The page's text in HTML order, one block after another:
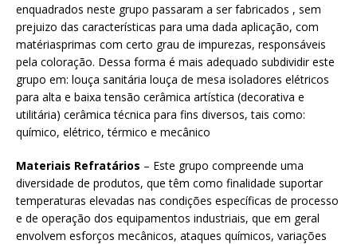
enquadrados neste grupo passaram a ser fabricados , sem
prejuizo das características para uma dada aplicação, com
matériasprimas com certo grau de impurezas, responsáveis
pela coloração. Dessa forma é mais adequado subdividir este
grupo em: louça sanitária louça de mesa isoladores elétricos
para alta e baixa tensão cerâmica artística (decorativa e
utilitária) cerâmica técnica para fins diversos, tais como:
químico, elétrico, térmico e mecânico
Materiais Refratários – Este grupo compreende uma
diversidade de produtos, que têm como finalidade suportar
temperaturas elevadas nas condições específicas de processo
e de operação dos equipamentos industriais, que em geral
envolvem esforços mecânicos, ataques químicos, variações